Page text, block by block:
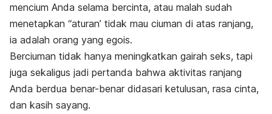
mencium Anda selama bercinta, atau malah sudah
menetapkan “aturan’ tidak mau ciuman di atas ranjang,
ia adalah orang yang egois.
Berciuman tidak hanya meningkatkan gairah seks, tapi
juga sekaligus jadi pertanda bahwa aktivitas ranjang
Anda berdua benar-benar didasari ketulusan, rasa cinta,
dan kasih sayang.